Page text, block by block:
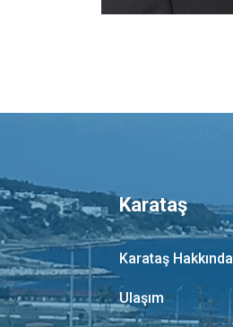
Karataş
Karataş Hakkında
Ulaşım